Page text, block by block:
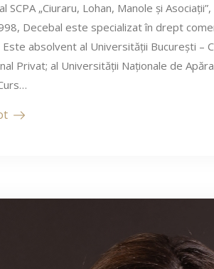
SCPA „Ciuraru, Lohan, Manole și
Decebal este specializat în drept
Este absolvent al Universității București –
Privat; al Universității Naționale de